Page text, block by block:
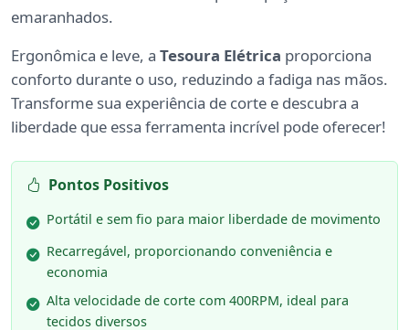
emaranhados.
Ergonômica e leve, a Tesoura Elétrica proporciona
conforto durante o uso, reduzindo a fadiga nas mãos.
Transforme sua experiência de corte e descubra a
liberdade que essa ferramenta incrível pode oferecer!
Pontos Positivos
Portátil e sem fio para maior liberdade de movimento
Recarregável, proporcionando conveniência e
economia
Alta velocidade de corte com 400RPM, ideal para
tecidos diversos